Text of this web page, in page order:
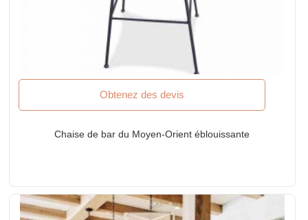
Obtenez des devis
Chaise de bar du Moyen-Orient éblouissante